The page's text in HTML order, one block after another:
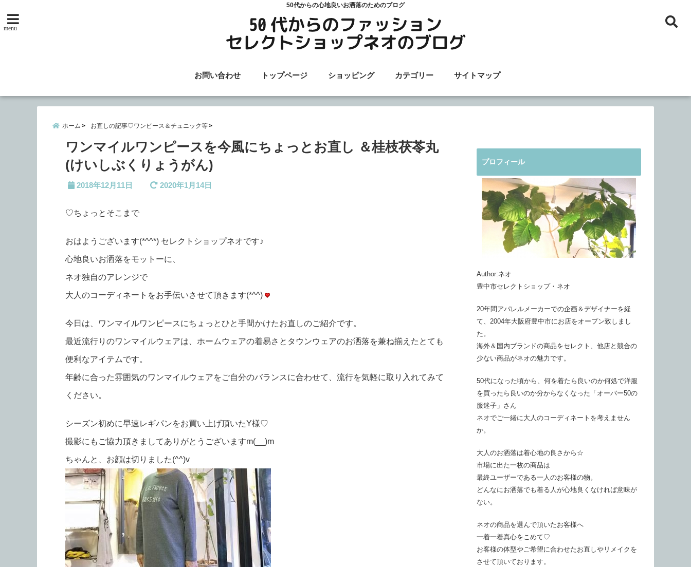
50代からの心地良いお洒落のためのブログ
menu
お問い合わせ トップページ ショッピング カテゴリー サイトマップ
ホーム お直しの記事♡ワンピース＆チュニック等
ワンマイルワンピースを今風にちょっとお直し ＆桂枝茯苓丸
(けいしぶくりょうがん)
2018年12月11日 2020年1月14日
♡ちょっとそこまで
おはようございます(*^^*) セレクトショップネオです♪
心地良いお洒落をモットーに、
ネオ独自のアレンジで
大人のコーディネートをお手伝いさせて頂きます(*^^)
今日は、ワンマイルワンピースにちょっとひと手間かけたお直しのご紹介です。
最近流行りのワンマイルウェアは、ホームウェアの着易さとタウンウェアのお洒落を兼ね揃えたとても
便利なアイテムです。
年齢に合った雰囲気のワンマイルウェアをご自分のバランスに合わせて、流行を気軽に取り入れてみて
ください。
シーズン初めに早速レギパンをお買い上げ頂いたY様♡
撮影にもご協力頂きましてありがとうございますm(__)m
ちゃんと、お顔は切りました(^^)v
プロフィール
Author:ネオ
豊中市セレクトショップ・ネオ
20年間アパレルメーカーでの企画＆デザイナーを経
て、2004年大阪府豊中市にお店をオープン致しまし
た。
海外＆国内ブランドの商品をセレクト、他店と競合の
少ない商品がネオの魅力です。
50代になった頃から、何を着たら良いのか何処で洋服
を買ったら良いのか分からなくなった「オーバー50の
服迷子」さん
ネオでご一緒に大人のコーディネートを考えません
か。
大人のお洒落は着心地の良さから☆
市場に出た一枚の商品は
最終ユーザーである一人のお客様の物。
どんなにお洒落でも着る人が心地良くなければ意味が
ない。
ネオの商品を選んで頂いたお客様へ
一着一着真心をこめて♡
お客様の体型やご希望に合わせたお直しやリメイクを
させて頂いております。